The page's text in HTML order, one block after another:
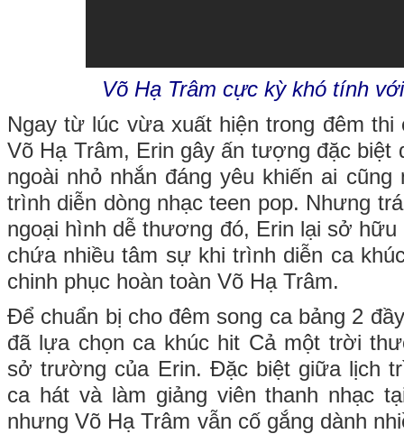
Võ Hạ Trâm cực kỳ khó tính
Ngay từ lúc vừa xuất hiện trong đêm thi
Võ Hạ Trâm, Erin gây ấn tượng đặc biệt
ngoài nhỏ nhắn đáng yêu khiến ai
trình diễn dòng nhạc teen pop. Nhưng
ngoại hình dễ thương đó, Erin lại sở
chứa nhiều tâm sự khi trình diễn ca
chinh phục hoàn toàn Võ Hạ Trâm.
Để chuẩn bị cho đêm song ca bảng 2
đã lựa chọn ca khúc hit Cả một trời
sở trường của Erin. Đặc biệt giữa lịch
ca hát và làm giảng viên thanh nhạc
nhưng Võ Hạ Trâm vẫn cố gắng dành